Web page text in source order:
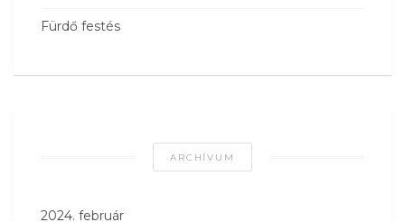
Fürdő festés
ARCHÍVUM
2024. február